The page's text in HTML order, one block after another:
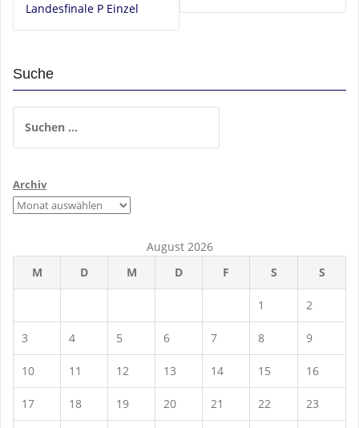
Landesfinale P Einzel
Suche
nach:
Archiv
August 2026
M
D M D F S S
1 2
3 4 5 6 7 8 9
10 11 12 13 14 15 16
17 18 19 20 21 22 23